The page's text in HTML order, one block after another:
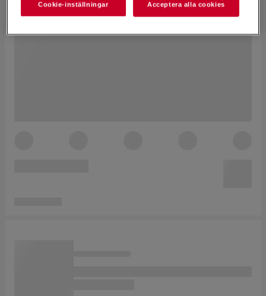
Cookie-inställningar Acceptera alla cookies